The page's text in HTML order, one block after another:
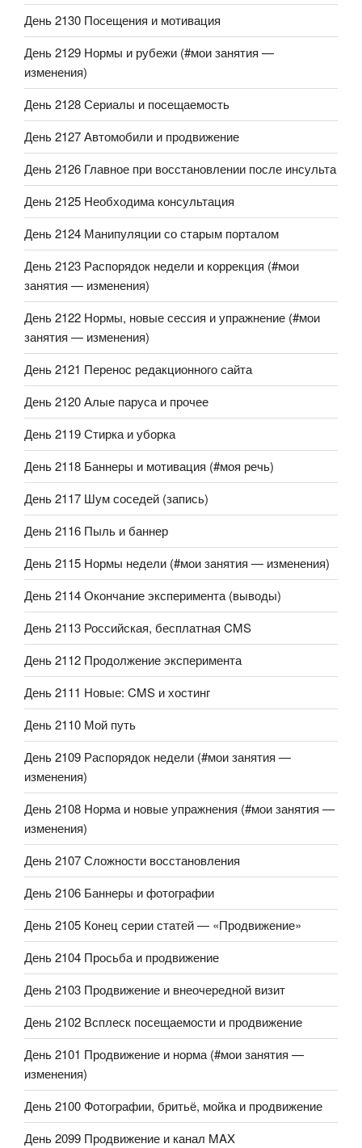
День 2130 Посещения и мотивация
День 2129 Нормы и рубежи (#мои занятия —
изменения)
День 2128 Сериалы и посещаемость
День 2127 Автомобили и продвижение
День 2126 Главное при восстановлении после инсульта
День 2125 Необходима консультация
День 2124 Манипуляции со старым порталом
День 2123 Распорядок недели и коррекция (#мои
занятия — изменения)
День 2122 Нормы, новые сессия и упражнение (#мои
занятия — изменения)
День 2121 Перенос редакционного сайта
День 2120 Алые паруса и прочее
День 2119 Стирка и уборка
День 2118 Баннеры и мотивация (#моя речь)
День 2117 Шум соседей (запись)
День 2116 Пыль и баннер
День 2115 Нормы недели (#мои занятия — изменения)
День 2114 Окончание эксперимента (выводы)
День 2113 Российская, бесплатная CMS
День 2112 Продолжение эксперимента
День 2111 Новые: CMS и хостинг
День 2110 Мой путь
День 2109 Распорядок недели (#мои занятия —
изменения)
День 2108 Норма и новые упражнения (#мои занятия —
изменения)
День 2107 Сложности восстановления
День 2106 Баннеры и фотографии
День 2105 Конец серии статей — «Продвижение»
День 2104 Просьба и продвижение
День 2103 Продвижение и внеочередной визит
День 2102 Всплеск посещаемости и продвижение
День 2101 Продвижение и норма (#мои занятия —
изменения)
День 2100 Фотографии, бритьё, мойка и продвижение
День 2099 Продвижение и канал MAX